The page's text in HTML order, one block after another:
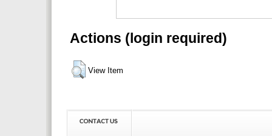
Actions (login required)
View Item